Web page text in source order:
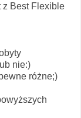
z Best Flexible
nie:)
różne;)